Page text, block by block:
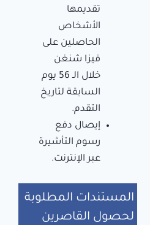
تقديمها
الأشخاص
الحاصلين على
فيزا شنغن
خلال الـ 56 يوم
السابقة لتاريخ
التقدم.
إيصال دفع
رسوم التأشيرة
عبر الإنترنت.
المستندات المطلوبة
لحصول القاصرين